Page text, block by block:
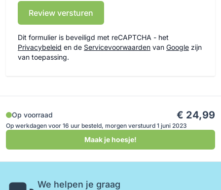
Review versturen
Dit formulier is beveiligd met reCAPTCHA - het
Privacybeleid en de Servicevoorwaarden van Google zijn
van toepassing.
Op voorraad € 24,99
Op werkdagen voor 16 uur besteld, morgen verstuurd 1 juni 2023
Maak je hoesje!
We helpen je graag